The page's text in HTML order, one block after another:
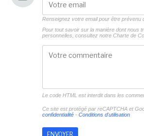
Renseignez votre email pour être prévenu
Pour tout savoir sur la manière dont nous
personnelles, consultez notre Charte de
Le code HTML est interdit dans les
Ce site est protégé par reCAPTCHA et
confidentialité- Conditions d'utilisation